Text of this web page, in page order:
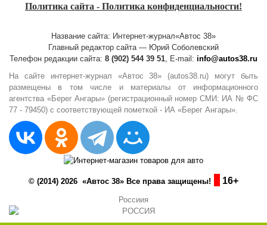
Политика сайта - Политика конфиденциальности!
Название сайта: Интернет-журнал«Автос 38»
Главный редактор сайта — Юрий Соболевский
Телефон редакции сайта: 8 (902) 544 39 51, E-mail: info@autos38.ru
На сайте интернет-журнал «Автос 38» (autos38.ru) могут быть
размещены в том числе и материалы от информационного
агентства «Берег Ангары» (регистрационный номер СМИ: ИА № ФС
77 - 79450) с соответствующей пометкой - ИА «Берег Ангары».
© (2014) 2026 «Автос 38» Все права защищены! 16+
Россиия